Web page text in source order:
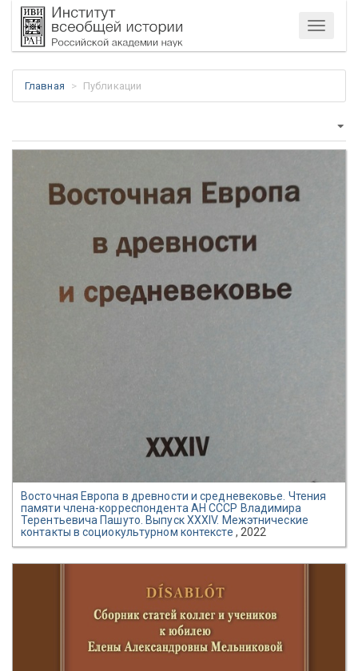
Меню
Главная Публикации
Восточная Европа в древности и средневековье. Чтения
памяти члена-корреспондента АН СССР Владимира
Терентьевича Пашуто. Выпуск XXХIV. Межэтнические
контакты в социокультурном контексте , 2022